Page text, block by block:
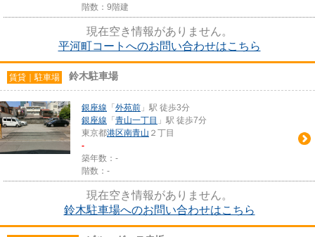
階数：9階建
現在空き情報がありません。
平河町コートへのお問い合わせはこちら
賃貸｜駐車場 鈴木駐車場
銀座線 「 外苑前 」駅 徒歩3分
銀座線 「 青山一丁目 」駅 徒歩7分
東京都港区南青山 ２丁目
-
築年数：-
階数：-
現在空き情報がありません。
鈴木駐車場へのお問い合わせはこちら